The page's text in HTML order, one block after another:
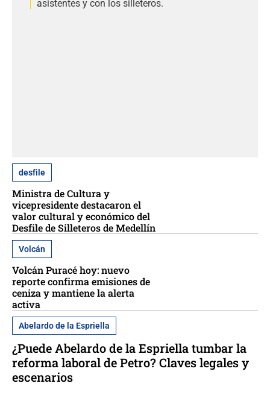
asistentes y con los silleteros.
desfile
Ministra de Cultura y
vicepresidente destacaron el
valor cultural y económico del
Desfile de Silleteros de Medellín
Volcán
Volcán Puracé hoy: nuevo
reporte confirma emisiones de
ceniza y mantiene la alerta
activa
Abelardo de la Espriella
¿Puede Abelardo de la Espriella tumbar la
reforma laboral de Petro? Claves legales y
escenarios